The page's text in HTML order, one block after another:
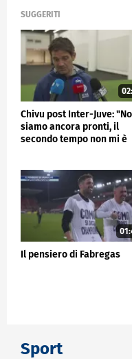
SUGGERITI
Chivu post Inter-Juve:
siamo ancora pronti, il
secondo tempo non mi è
Il pensiero di Fabregas
Sport